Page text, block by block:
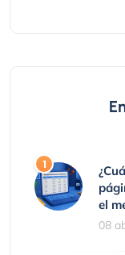
el
08